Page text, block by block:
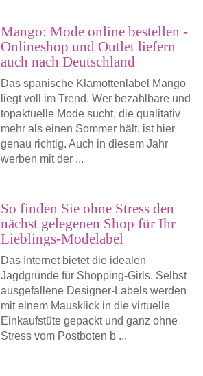
Mango: Mode online bestellen -
Onlineshop und Outlet liefern
auch nach Deutschland
Das spanische Klamottenlabel Mango
liegt voll im Trend. Wer bezahlbare und
topaktuelle Mode sucht, die qualitativ
mehr als einen Sommer hält, ist hier
genau richtig. Auch in diesem Jahr
werben mit der ...
So finden Sie ohne Stress den
nächst gelegenen Shop für Ihr
Lieblings-Modelabel
Das Internet bietet die idealen
Jagdgründe für Shopping-Girls. Selbst
ausgefallene Designer-Labels werden
mit einem Mausklick in die virtuelle
Einkaufstüte gepackt und ganz ohne
Stress vom Postboten b ...